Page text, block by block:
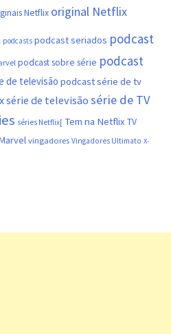
Netflix original Netflix
podcasts podcast seriados podcast
podcast sobre série podcast
de televisão podcast série de tv
série de televisão série de TV
séries Netflix[ Tem na Netflix TV
vingadores Vingadores Ultimato X-